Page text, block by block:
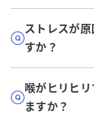
ストレスが
すか？
喉がヒリヒ
ますか？